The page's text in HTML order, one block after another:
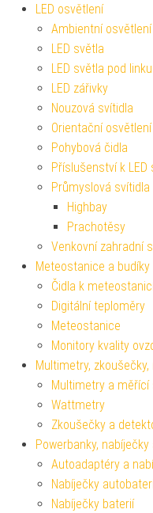
LED osvětlení
Ambientní osvětlení
LED světla
LED světla pod linku
LED zářivky
Nouzová svítidla
Orientační osvětlení
Pohybová čidla
Příslušenství k LED
Průmyslová svítidla
Highbay
Prachotěsy
Venkovní zahradní
Meteostanice a budíky
Čidla k
Digitální teploměry
Meteostanice
Monitory kvality
Multimetry, zkoušečky,
Multimetry a měřící
Wattmetry
Zkoušečky a
Powerbanky, nabíječky
Autoadaptéry a
Nabíječky
Nabíječky baterií